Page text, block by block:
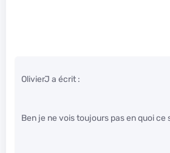
OlivierJ a écrit :
Ben je ne vois toujours pas en quoi ce